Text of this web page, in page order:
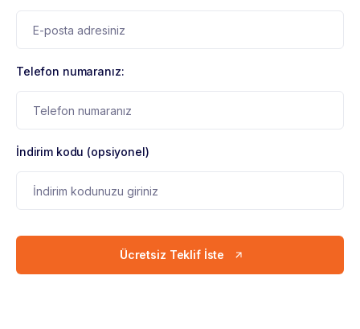
Telefon numaranız:
İndirim kodu (opsiyonel)
Ücretsiz Teklif İste